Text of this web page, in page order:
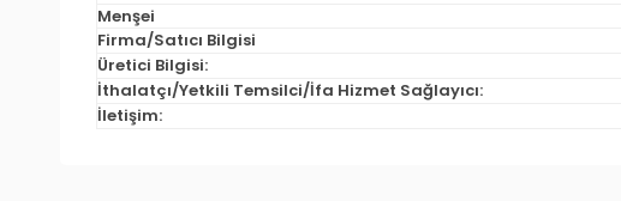
Menşei
Firma/Satıcı Bilgisi
Üretici Bilgisi:
İthalatçı/Yetkili Temsilci/İfa Hizmet Sağlayıcı:
İletişim: